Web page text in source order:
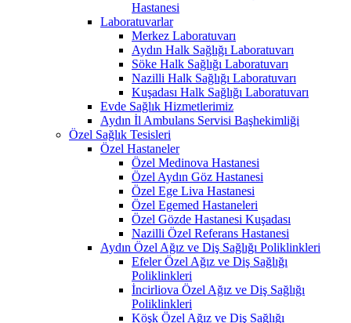
Hastanesi
Laboratuvarlar
Merkez Laboratuvarı
Aydın Halk Sağlığı Laboratuvarı
Söke Halk Sağlığı Laboratuvarı
Nazilli Halk Sağlığı Laboratuvarı
Kuşadası Halk Sağlığı Laboratuvarı
Evde Sağlık Hizmetlerimiz
Aydın İl Ambulans Servisi Başhekimliği
Özel Sağlık Tesisleri
Özel Hastaneler
Özel Medinova Hastanesi
Özel Aydın Göz Hastanesi
Özel Ege Liva Hastanesi
Özel Egemed Hastaneleri
Özel Gözde Hastanesi Kuşadası
Nazilli Özel Referans Hastanesi
Aydın Özel Ağız ve Diş Sağlığı Poliklinkleri
Efeler Özel Ağız ve Diş Sağlığı
Poliklinkleri
İncirliova Özel Ağız ve Diş Sağlığı
Poliklinkleri
Köşk Özel Ağız ve Diş Sağlığı